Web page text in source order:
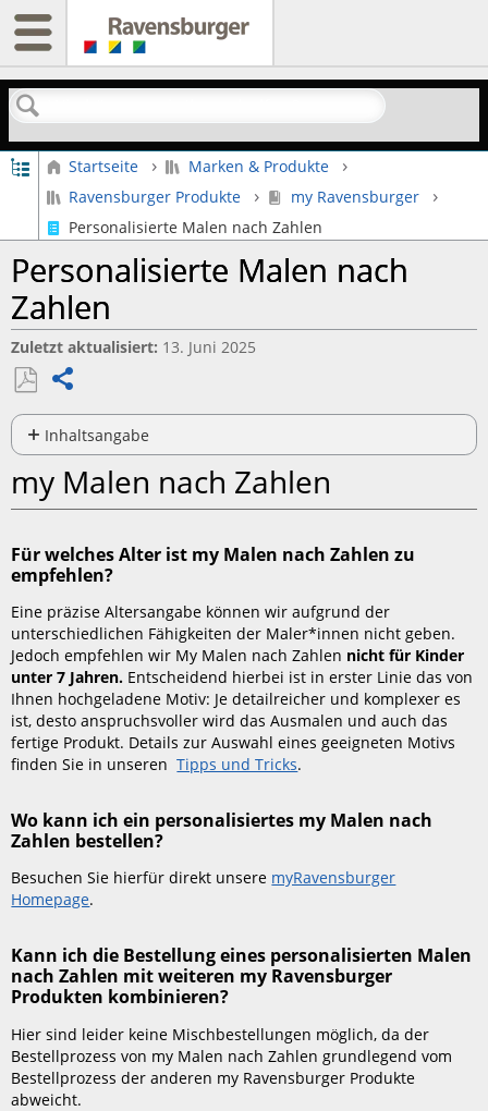
Suchen
Globale Hierarchie auf- und zuklappen
Startseite
Marken & Produkte
Ravensburger Produkte
my Ravensburger
Personalisierte Malen nach Zahlen
Personalisierte Malen nach
Zahlen
Zuletzt aktualisiert 13. Juni 2025
Als
PDF
speichern
Inhaltsangabe
Malen
nach
Für
welches
Alter
ist
my
Malen
nach
Zahlen
zu
empfehlen?
ich
ein
personalisiertes
my
Malen
Zahlen
bestellen?
Kann
ich
die Bestellung
personalisierten Malen
my Malen nach Zahlen
Für welches Alter ist my Malen nach Zahlen zu
empfehlen?
Eine präzise Altersangabe können wir aufgrund der
unterschiedlichen Fähigkeiten der Maler*innen nicht geben.
Jedoch empfehlen wir My Malen nach Zahlen nicht für Kinder
unter 7 Jahren. Entscheidend hierbei ist in erster Linie das von
Ihnen hochgeladene Motiv: Je detailreicher und komplexer es
ist, desto anspruchsvoller wird das Ausmalen und auch das
fertige Produkt. Details zur Auswahl eines geeigneten Motivs
finden Sie in unserenTipps und Tricks.
Wo kann ich ein personalisiertes my Malen nach
Zahlen bestellen?
Besuchen Sie hierfür direkt unsere myRavensburger
Homepage.
Kann ich die Bestellung eines personalisierten Malen
nach Zahlen mit weiteren my Ravensburger
Produkten kombinieren?
Hier sind leider keine Mischbestellungen möglich, da der
Bestellprozess von my Malen nach Zahlen grundlegend vom
Bestellprozess der anderen my Ravensburger Produkte
abweicht.